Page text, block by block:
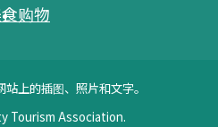
购物
上的插图、照片和文字。
Tourism Association.